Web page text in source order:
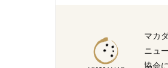
マカ
ニュ
協会